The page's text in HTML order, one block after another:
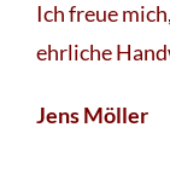
Ich freue
ehrliche
Jens Möller